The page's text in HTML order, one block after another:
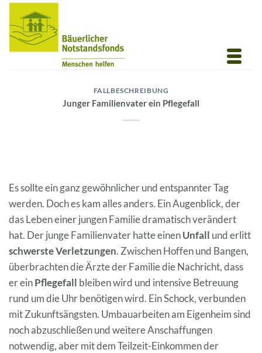
Inhalt
springen
FALLBESCHREIBUNG
Junger Familienvater ein Pflegefall
Es sollte ein ganz gewöhnlicher und entspannter Tag
werden. Doch es kam alles anders. Ein Augenblick, der
das Leben einer jungen Familie dramatisch verändert
hat. Der junge Familienvater hatte einenUnfall und erlitt
schwerste Verletzungen. Zwischen Hoffen und Bangen,
überbrachten die Ärzte der Familie die Nachricht, dass
er einPflegefall bleiben wird und intensive Betreuung
rund um die Uhr benötigen wird. Ein Schock, verbunden
mit Zukunftsängsten. Umbauarbeiten am Eigenheim sind
noch abzuschließen und weitere Anschaffungen
notwendig, aber mit dem Teilzeit-Einkommen der